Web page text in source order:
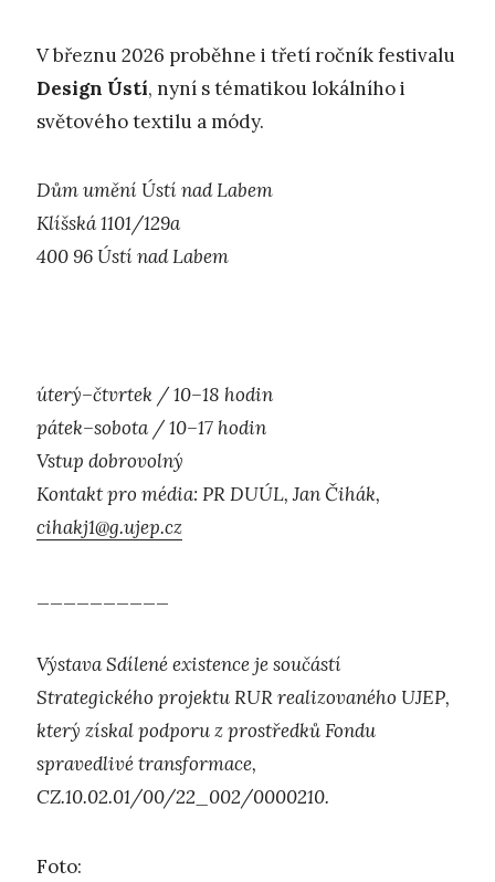
V březnu 2026 proběhne i třetí ročník festivalu
Design Ústí, nyní s tématikou lokálního i
světového textilu a módy.
Dům umění Ústí nad Labem
Klíšská 1101/129a
400 96 Ústí nad Labem
úterý–čtvrtek / 10–18 hodin
pátek–sobota / 10–17 hodin
Vstup dobrovolný
Kontakt pro média: PR DUÚL, Jan Čihák,
cihakj1@g.ujep.cz
Výstava Sdílené existence je součástí
Strategického projektu RUR realizovaného UJEP,
který získal podporu z prostředků Fondu
spravedlivé transformace,
CZ.10.02.01/00/22_002/0000210.
Foto: